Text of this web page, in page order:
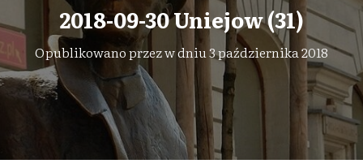
A
I
G
C
J
2018-09-30 Uniejow (31)
Opublikowano przezw dniu3 października 2018